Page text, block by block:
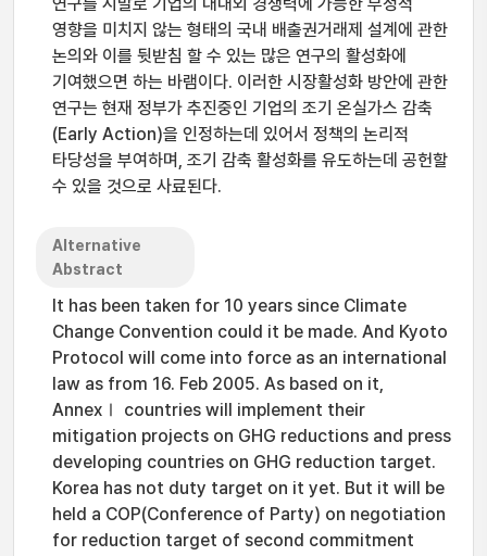
영향을 미치지 않는 형태의 국내 배출권거래제 설계에 관한
논의와 이를 뒷받침 할 수 있는 많은 연구의 활성화에
기여했으면 하는 바램이다. 이러한 시장활성화 방안에 관한
연구는 현재 정부가 추진중인 기업의 조기 온실가스 감축
(Early Action)을 인정하는데 있어서 정책의 논리적
타당성을 부여하며, 조기 감축 활성화를 유도하는데 공헌할
수 있을 것으로 사료된다.
Alternative
Abstract
It has been taken for 10 years since Climate
Change Convention could it be made. And Kyoto
Protocol will come into force as an international
law as from 16. Feb 2005. As based on it,
AnnexⅠ countries will implement their
mitigation projects on GHG reductions and press
developing countries on GHG reduction target.
Korea has not duty target on it yet. But it will be
held a COP(Conference of Party) on negotiation
for reduction target of second commitment